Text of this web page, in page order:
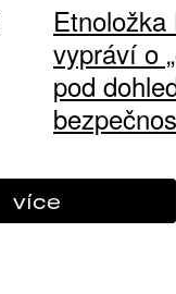
vypráví o
pod
více